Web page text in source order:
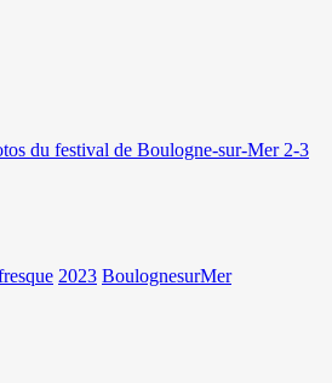
du festival de Boulogne-sur-Mer 2-3
2023 BoulognesurMer